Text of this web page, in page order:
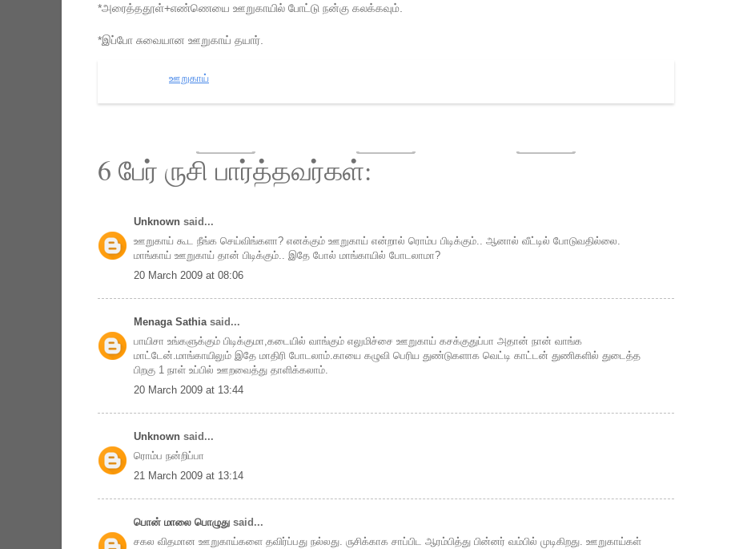
*அரைத்ததூள்+எண்ணெயை ஊறுகாயில் போட்டு நன்கு கலக்கவும்.
*இப்போ சுவையான ஊறுகாய் தயார்.
ஊறுகாய்
6 பேர் ருசி பார்த்தவர்கள்:
Unknown said...
ஊறுகாய் கூட நீங்க செய்விங்களா? எனக்கும் ஊறுகாய் என்றால் ரொம்ப பிடிக்கும்.. ஆனால் வீட்டில் போடுவதில்லை.
மாங்காய் ஊறுகாய் தான் பிடிக்கும்.. இதே போல் மாங்காயில் போடலாமா?
20 March 2009 at 08:06
Menaga Sathia said...
பாயிசா உங்களுக்கும் பிடிக்குமா,கடையில் வாங்கும் எலுமிச்சை ஊறுகாய் கசக்குதுப்பா அதான் நான் வாங்க
மாட்டேன்.மாங்காயிலும் இதே மாதிரி போடலாம்.காயை கழுவி பெரிய துண்டுகளாக வெட்டி காட்டன் துணிகளில் துடைத்த
பிறகு 1 நாள் உப்பில் ஊறவைத்து தாளிக்கலாம்.
20 March 2009 at 13:44
Unknown said...
ரொம்ப நன்றிப்பா
21 March 2009 at 13:14
பொன் மாலை பொழுது said...
சகல விதமான ஊறுகாய்களை தவிர்ப்பது நல்லது. ருசிக்காக சாப்பிட ஆரம்பித்து பின்னர் வம்பில் முடிகிறது. ஊறுகாய்கள்